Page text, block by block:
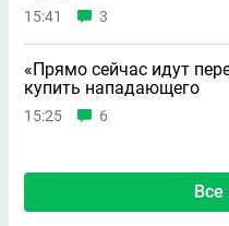
15:41 3
«Прямо сейчас идут
купить нападающего
15:25 6
Все